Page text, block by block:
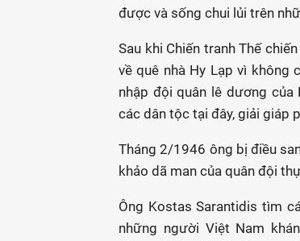
được và sống chui lủi trên
Sau khi Chiến tranh Thế
về quê nhà Hy Lạp vì
nhập đội quân lê dương
các dân tộc tại đây, giải giáp
Tháng 2/1946 ông bị điều
khảo dã man của quân đội
Ông Kostas Sarantidis tìm
những người Việt Nam